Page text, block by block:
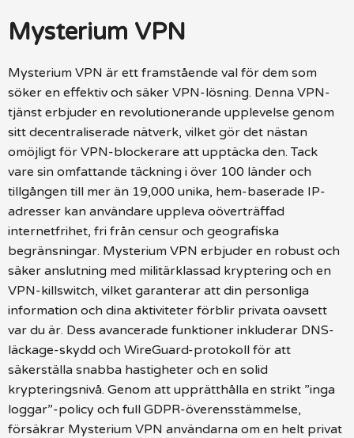
Mysterium VPN
Mysterium VPN är ett framstående val för dem som
söker en effektiv och säker VPN-lösning. Denna VPN-
tjänst erbjuder en revolutionerande upplevelse genom
sitt decentraliserade nätverk, vilket gör det nästan
omöjligt för VPN-blockerare att upptäcka den. Tack
vare sin omfattande täckning i över 100 länder och
tillgången till mer än 19,000 unika, hem-baserade IP-
adresser kan användare uppleva oöverträffad
internetfrihet, fri från censur och geografiska
begränsningar. Mysterium VPN erbjuder en robust och
säker anslutning med militärklassad kryptering och en
VPN-killswitch, vilket garanterar att din personliga
information och dina aktiviteter förblir privata oavsett
var du är. Dess avancerade funktioner inkluderar DNS-
läckage-skydd och WireGuard-protokoll för att
säkerställa snabba hastigheter och en solid
krypteringsnivå. Genom att upprätthålla en strikt ”inga
loggar”-policy och full GDPR-överensstämmelse,
försäkrar Mysterium VPN användarna om en helt privat